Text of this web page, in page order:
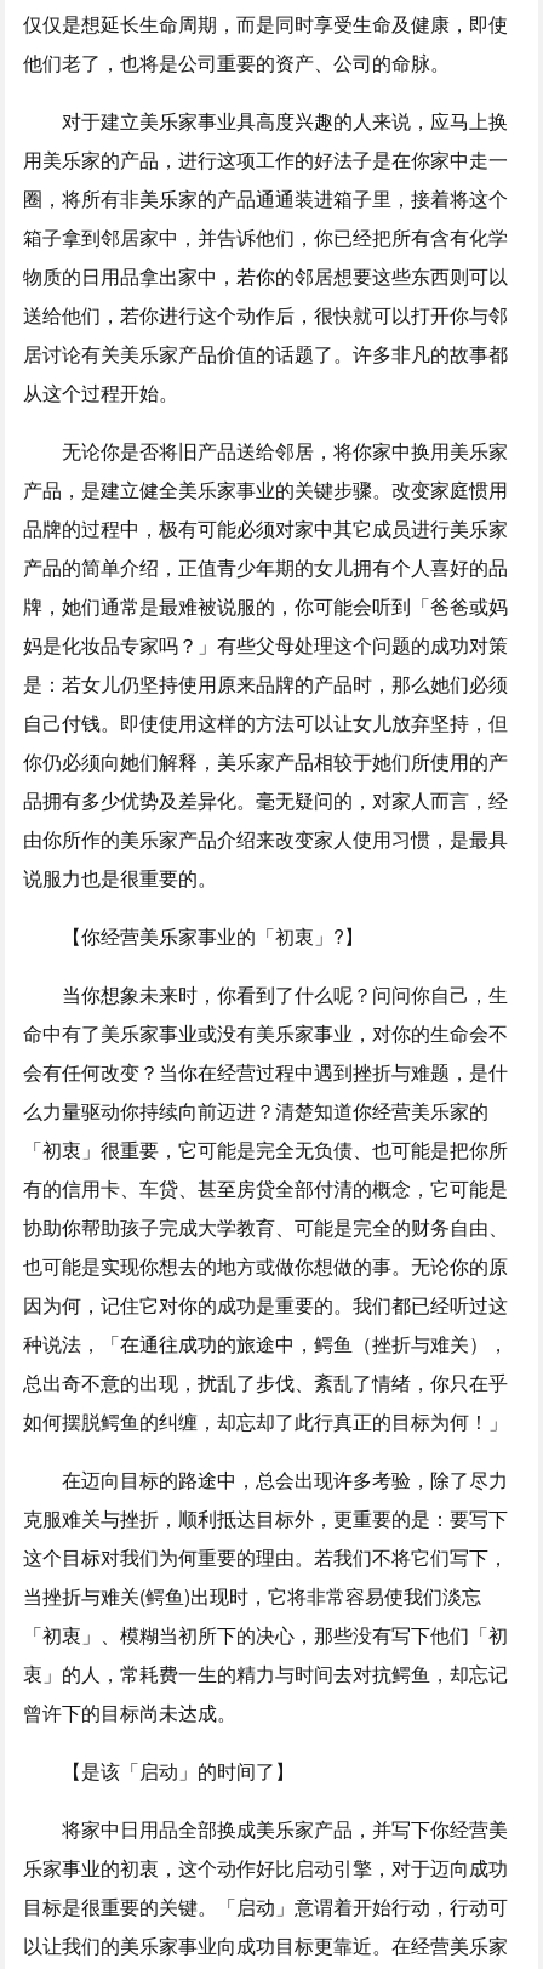
仅仅是想延长生命周期，而是同时享受生命及健康，即使
他们老了，也将是公司重要的资产、公司的命脉。
对于建立美乐家事业具高度兴趣的人来说，应马上换
用美乐家的产品，进行这项工作的好法子是在你家中走一
圈，将所有非美乐家的产品通通装进箱子里，接着将这个
箱子拿到邻居家中，并告诉他们，你已经把所有含有化学
物质的日用品拿出家中，若你的邻居想要这些东西则可以
送给他们，若你进行这个动作后，很快就可以打开你与邻
居讨论有关美乐家产品价值的话题了。许多非凡的故事都
从这个过程开始。
无论你是否将旧产品送给邻居，将你家中换用美乐家
产品，是建立健全美乐家事业的关键步骤。改变家庭惯用
品牌的过程中，极有可能必须对家中其它成员进行美乐家
产品的简单介绍，正值青少年期的女儿拥有个人喜好的品
牌，她们通常是最难被说服的，你可能会听到「爸爸或妈
妈是化妆品专家吗？」有些父母处理这个问题的成功对策
是：若女儿仍坚持使用原来品牌的产品时，那么她们必须
自己付钱。即使使用这样的方法可以让女儿放弃坚持，但
你仍必须向她们解释，美乐家产品相较于她们所使用的产
品拥有多少优势及差异化。毫无疑问的，对家人而言，经
由你所作的美乐家产品介绍来改变家人使用习惯，是最具
说服力也是很重要的。
【你经营美乐家事业的「初衷」?】
当你想象未来时，你看到了什么呢？问问你自己，生
命中有了美乐家事业或没有美乐家事业，对你的生命会不
会有任何改变？当你在经营过程中遇到挫折与难题，是什
么力量驱动你持续向前迈进？清楚知道你经营美乐家的
「初衷」很重要，它可能是完全无负债、也可能是把你所
有的信用卡、车贷、甚至房贷全部付清的概念，它可能是
协助你帮助孩子完成大学教育、可能是完全的财务自由、
也可能是实现你想去的地方或做你想做的事。无论你的原
因为何，记住它对你的成功是重要的。我们都已经听过这
种说法，「在通往成功的旅途中，鳄鱼（挫折与难关），
总出奇不意的出现，扰乱了步伐、紊乱了情绪，你只在乎
如何摆脱鳄鱼的纠缠，却忘却了此行真正的目标为何！」
在迈向目标的路途中，总会出现许多考验，除了尽力
克服难关与挫折，顺利抵达目标外，更重要的是：要写下
这个目标对我们为何重要的理由。若我们不将它们写下，
当挫折与难关(鳄鱼)出现时，它将非常容易使我们淡忘
「初衷」、模糊当初所下的决心，那些没有写下他们「初
衷」的人，常耗费一生的精力与时间去对抗鳄鱼，却忘记
曾许下的目标尚未达成。
【是该「启动」的时间了】
将家中日用品全部换成美乐家产品，并写下你经营美
乐家事业的初衷，这个动作好比启动引擎，对于迈向成功
目标是很重要的关键。「启动」意谓着开始行动，行动可
以让我们的美乐家事业向成功目标更靠近。在经营美乐家